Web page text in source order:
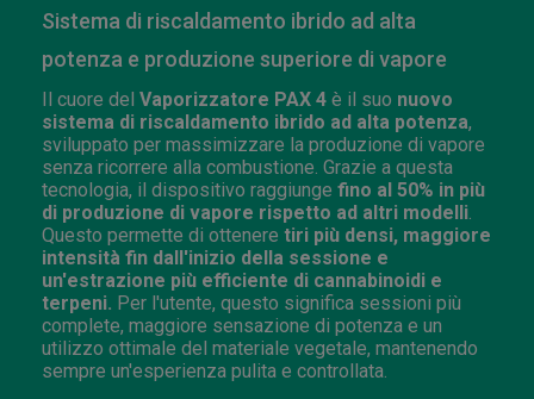
Sistema di riscaldamento ibrido ad alta
potenza e produzione superiore di vapore
Il cuore del Vaporizzatore PAX 4 è il suo nuovo
sistema di riscaldamento ibrido ad alta potenza,
sviluppato per massimizzare la produzione di vapore
senza ricorrere alla combustione. Grazie a questa
tecnologia, il dispositivo raggiunge fino al 50% in più
di produzione di vapore rispetto ad altri modelli
Questo permette di ottenere tiri più densi, maggiore
intensità fin dall'inizio della sessione e
un'estrazione più efficiente di cannabinoidi e
terpeni. Per l'utente, questo significa sessioni più
complete, maggiore sensazione di potenza e un
utilizzo ottimale del materiale vegetale, mantenendo
sempre un'esperienza pulita e controllata.